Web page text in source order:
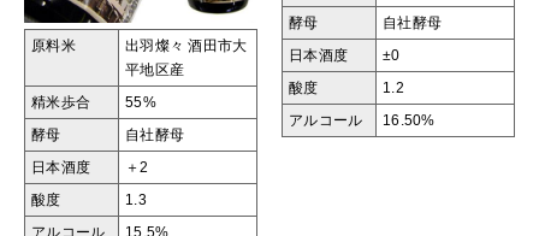
原料米 出羽燦々 酒田市大
平地区産
精米歩合 55%
酵母 自社酵母
日本酒度 ＋2
酸度 1.3
アルコール 15.5%
酵母 自社酵母
日本酒度 ±0
酸度 1.2
アルコール 16.50%